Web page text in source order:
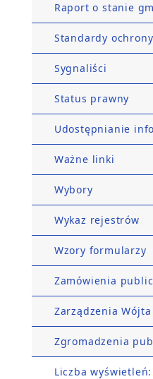
Raport o stanie
Standardy
Sygnaliści
Status prawny
Udostępnianie
Ważne linki
Wybory
Wykaz rejestrów
Wzory formularzy
Zamówienia
Zarządzenia Wójta
Zgromadzenia
Liczba